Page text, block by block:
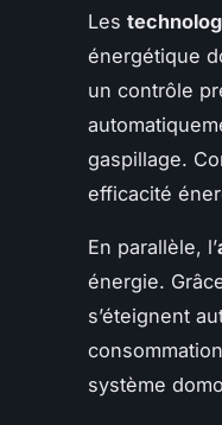
Les
énergétique
un contrôle
gaspillage.
efficacité
En parallèle, l’
énergie.
s’éteignent
système